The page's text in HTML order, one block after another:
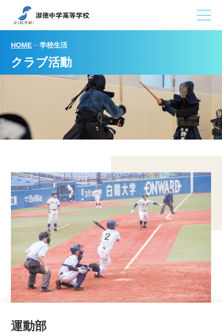
HOME 学校生活
クラブ活動
運動部